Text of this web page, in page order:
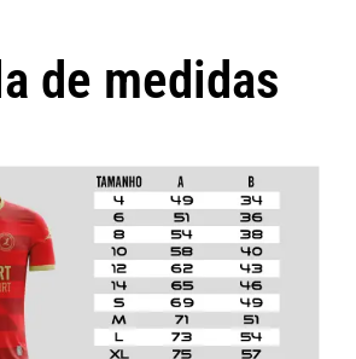
de medidas